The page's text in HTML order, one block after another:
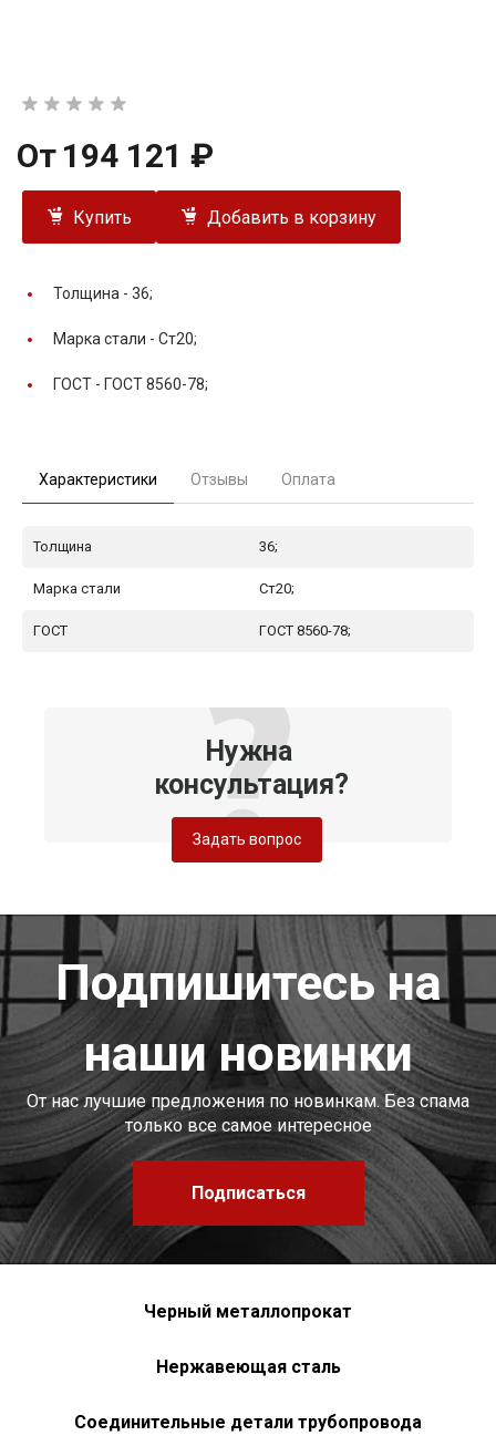
От 194 121 ₽
Купить Добавить в корзину
Толщина - 36;
Марка стали - Ст20;
ГОСТ - ГОСТ 8560-78;
Характеристики Отзывы Оплата
Толщина 36;
Марка стали Ст20;
ГОСТ ГОСТ 8560-78;
Нужна
консультация?
Задать вопрос
Подпишитесь на
наши новинки
От нас лучшие предложения по новинкам. Без спама
только все самое интересное
Подписаться
Черный металлопрокат
Нержавеющая сталь
Соединительные детали трубопровода